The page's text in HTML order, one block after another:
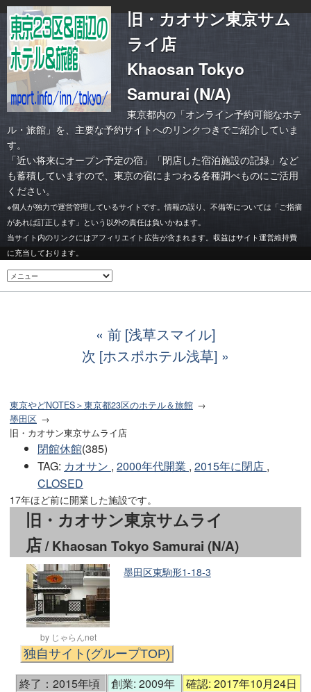
旧・カオサン東京サム
ライ店
Khaosan Tokyo
Samurai (N/A)
東京都内の「オンライン予約可能なホテ
ル・旅館」を、主要な予約サイトへのリンクつきでご紹介していま
す。
「近い将来にオープン予定の宿 」「閉店した宿泊施設の記録 」など
も蓄積していますので、東京の宿にまつわる各種調べものにご活用
ください。
※個人が独力で運営管理しているサイトです。情報の誤り、不備等については「ご指摘
があれば訂正します」という以外の責任は負いかねます。
当サイト内のリンクにはアフィリエイト広告が含まれます。収益はサイト運営維持費
に充当しております。
前 [浅草スマイル]
次 [ホスポホテル浅草]
東京やどNOTES＞東京都23区のホテル＆旅館
墨田区
旧・カオサン東京サムライ店
閉館休館(385)
TAG: カオサン , 2000年代開業 , 2015年に閉店 ,
CLOSED
17年ほど前に開業した施設です。
旧・カオサン東京サムライ
店/ Khaosan Tokyo Samurai (N/A)
by じゃらんnet
墨田区東駒形1-18-3
独自サイト(グループTOP)
終了：2015年頃 創業: 2009年 確認: 2017年10月24日